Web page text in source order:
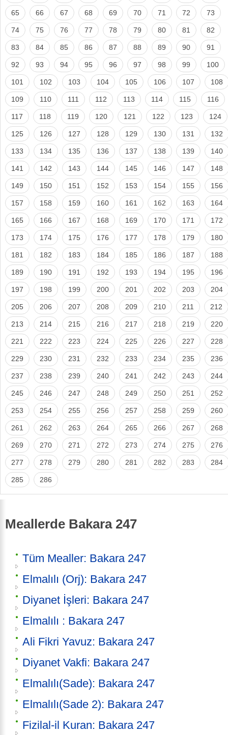
65 66 67 68 69 70 71 72 73
74 75 76 77 78 79 80 81 82
83 84 85 86 87 88 89 90 91
92 93 94 95 96 97 98 99 100
101 102 103 104 105 106 107 108
109 110 111 112 113 114 115 116
117 118 119 120 121 122 123 124
125 126 127 128 129 130 131 132
133 134 135 136 137 138 139 140
141 142 143 144 145 146 147 148
149 150 151 152 153 154 155 156
157 158 159 160 161 162 163 164
165 166 167 168 169 170 171 172
173 174 175 176 177 178 179 180
181 182 183 184 185 186 187 188
189 190 191 192 193 194 195 196
197 198 199 200 201 202 203 204
205 206 207 208 209 210 211 212
213 214 215 216 217 218 219 220
221 222 223 224 225 226 227 228
229 230 231 232 233 234 235 236
237 238 239 240 241 242 243 244
245 246 247 248 249 250 251 252
253 254 255 256 257 258 259 260
261 262 263 264 265 266 267 268
269 270 271 272 273 274 275 276
277 278 279 280 281 282 283 284
285 286
Meallerde Bakara 247
Tüm Mealler: Bakara 247
Elmalılı (Orj): Bakara 247
Diyanet İşleri: Bakara 247
Elmalılı : Bakara 247
Ali Fikri Yavuz: Bakara 247
Diyanet Vakfi: Bakara 247
Elmalılı(Sade): Bakara 247
Elmalılı(Sade 2): Bakara 247
Fizilal-il Kuran: Bakara 247